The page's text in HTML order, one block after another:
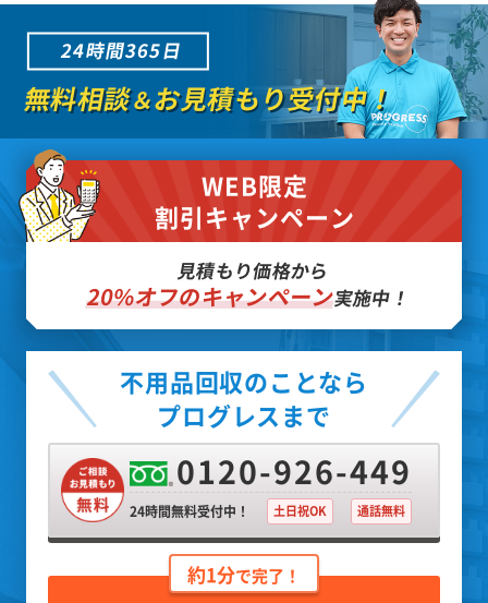
24時間365日
無料相談＆お見積もり受付中！
WEB限定
割引キャンペーン
見積もり価格から
20%オフのキャンペーン実施中！
不用品回収のことなら
プログレスまで
0120-926-449
24時間無料受付中！ 土日祝OK 通話無料
約1分で完了！